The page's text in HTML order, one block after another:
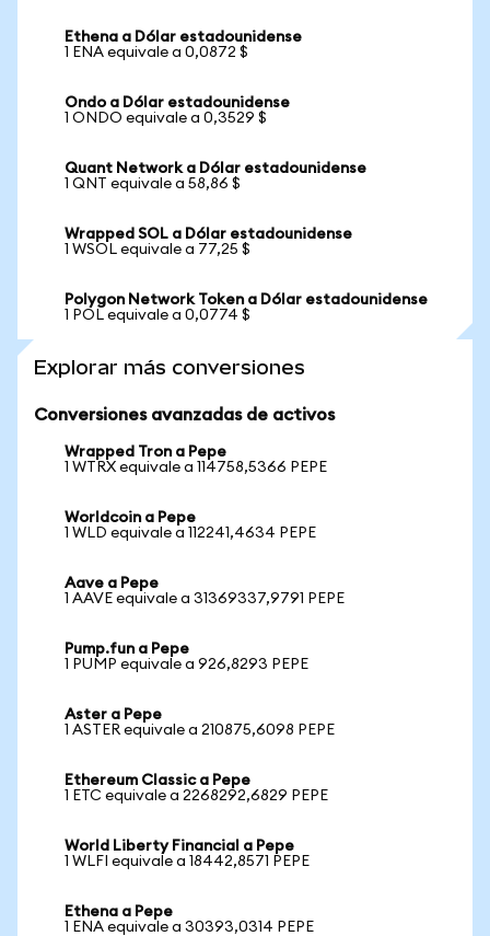
Ethena a Dólar estadounidense
1 ENA equivale a 0,0872 $
Ondo a Dólar estadounidense
1 ONDO equivale a 0,3529 $
Quant Network a Dólar estadounidense
1 QNT equivale a 58,86 $
Wrapped SOL a Dólar estadounidense
1 WSOL equivale a 77,25 $
Polygon Network Token a Dólar estadounidense
1 POL equivale a 0,0774 $
Explorar más conversiones
Conversiones avanzadas de activos
Wrapped Tron a Pepe
1 WTRX equivale a 114758,5366 PEPE
Worldcoin a Pepe
1 WLD equivale a 112241,4634 PEPE
Aave a Pepe
1 AAVE equivale a 31369337,9791 PEPE
Pump.fun a Pepe
1 PUMP equivale a 926,8293 PEPE
Aster a Pepe
1 ASTER equivale a 210875,6098 PEPE
Ethereum Classic a Pepe
1 ETC equivale a 2268292,6829 PEPE
World Liberty Financial a Pepe
1 WLFI equivale a 18442,8571 PEPE
Ethena a Pepe
1 ENA equivale a 30393,0314 PEPE